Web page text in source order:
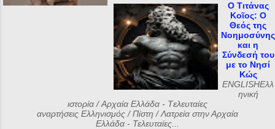
Ο Τιτάνας
Κοῖος: Ο
Θεός της
Νοημοσύνης
και η
Σύνδεσή του
με το Νησί
Κώς
ENGLISHΕλλ
ηνική
ιστορία / Αρχαία Ελλάδα - Tελευταίες
αναρτήσεις Ελληνισμός / Πίστη / Λατρεία στην Αρχαία
Ελλάδα - Τελευταίες...